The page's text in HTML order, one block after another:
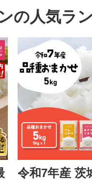
の人気ラ
令和7年産 茨